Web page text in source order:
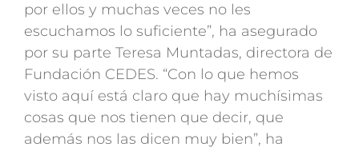
por ellos y muchas veces no les
escuchamos lo suficiente”, ha asegurado
por su parte Teresa Muntadas, directora de
Fundación CEDES. “Con lo que hemos
visto aquí está claro que hay muchísimas
cosas que nos tienen que decir, que
además nos las dicen muy bien”, ha